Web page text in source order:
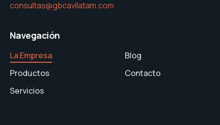
consultas@gbcavilatam.com
Navegación
La Empresa
Productos
Servicios
Blog
Contacto